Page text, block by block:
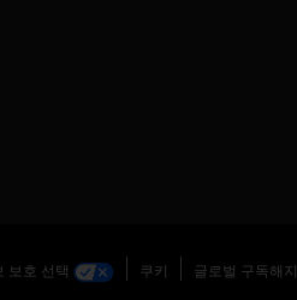
보호 선택 쿠키 글로벌 구독해지